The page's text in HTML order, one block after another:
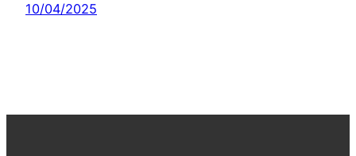
10/04/2025